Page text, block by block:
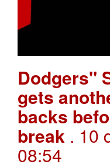
Dodgers"
gets
backs
break . 10
08:54